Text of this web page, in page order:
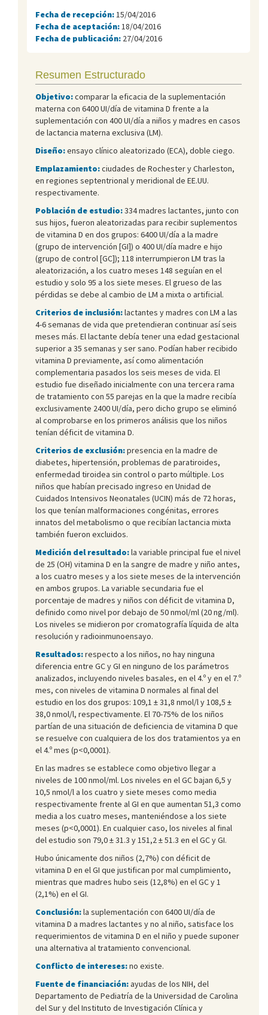
Fecha de recepción: 15/04/2016
Fecha de aceptación: 18/04/2016
Fecha de publicación: 27/04/2016
Resumen Estructurado
Objetivo:comparar la eficacia de la suplementación
materna con 6400 UI/día de vitamina D frente a la
suplementación con 400 UI/día a niños y madres en casos
de lactancia materna exclusiva (LM).
Diseño:ensayo clínico aleatorizado (ECA), doble ciego.
Emplazamiento:ciudades de Rochester y Charleston,
en regiones septentrional y meridional de EE.UU.
respectivamente.
Población de estudio:334 madres lactantes, junto con
sus hijos, fueron aleatorizadas para recibir suplementos
de vitamina D en dos grupos: 6400 UI/día a la madre
(grupo de intervención [GI]) o 400 UI/día madre e hijo
(grupo de control [GC]); 118 interrumpieron LM tras la
aleatorización, a los cuatro meses 148 seguían en el
estudio y solo 95 a los siete meses. El grueso de las
pérdidas se debe al cambio de LM a mixta o artificial.
Criterios de inclusión:lactantes y madres con LM a las
4-6 semanas de vida que pretendieran continuar así seis
meses más. El lactante debía tener una edad gestacional
superior a 35 semanas y ser sano. Podían haber recibido
vitamina D previamente, así como alimentación
complementaria pasados los seis meses de vida. El
estudio fue diseñado inicialmente con una tercera rama
de tratamiento con 55 parejas en la que la madre recibía
exclusivamente 2400 UI/día, pero dicho grupo se eliminó
al comprobarse en los primeros análisis que los niños
tenían déficit de vitamina D.
Criterios de exclusión:presencia en la madre de
diabetes, hipertensión, problemas de paratiroides,
enfermedad tiroidea sin control o parto múltiple. Los
niños que habían precisado ingreso en Unidad de
Cuidados Intensivos Neonatales (UCIN) más de 72 horas,
los que tenían malformaciones congénitas, errores
innatos del metabolismo o que recibían lactancia mixta
también fueron excluidos.
Medición del resultado:la variable principal fue el nivel
de 25 (OH) vitamina D en la sangre de madre y niño antes,
a los cuatro meses y a los siete meses de la intervención
en ambos grupos. La variable secundaria fue el
porcentaje de madres y niños con déficit de vitamina D,
definido como nivel por debajo de 50 nmol/ml (20 ng/ml).
Los niveles se midieron por cromatografía líquida de alta
resolución y radioinmunoensayo.
Resultados:respecto a los niños, no hay ninguna
diferencia entre GC y GI en ninguno de los parámetros
analizados, incluyendo niveles basales, en el 4.º y en el 7.º
mes, con niveles de vitamina D normales al final del
estudio en los dos grupos: 109,1 ± 31,8 nmol/l y 108,5 ±
38,0 nmol/l, respectivamente. El 70-75% de los niños
partían de una situación de deficiencia de vitamina D que
se resuelve con cualquiera de los dos tratamientos ya en
el 4.º mes (p<0,0001).
En las madres se establece como objetivo llegar a
niveles de 100 nmol/ml. Los niveles en el GC bajan 6,5 y
10,5 nmol/l a los cuatro y siete meses como media
respectivamente frente al GI en que aumentan 51,3 como
media a los cuatro meses, manteniéndose a los siete
meses (p<0,0001). En cualquier caso, los niveles al final
del estudio son 79,0 ± 31.3 y 151,2 ± 51.3 en el GC y GI.
Hubo únicamente dos niños (2,7%) con déficit de
vitamina D en el GI que justifican por mal cumplimiento,
mientras que madres hubo seis (12,8%) en el GC y 1
(2,1%) en el GI.
Conclusión:la suplementación con 6400 UI/día de
vitamina D a madres lactantes y no al niño, satisface los
requerimientos de vitamina D en el niño y puede suponer
una alternativa al tratamiento convencional.
Conflicto de intereses:no existe.
Fuente de financiación:ayudas de los NIH, del
Departamento de Pediatría de la Universidad de Carolina
del Sur y del Instituto de Investigación Clínica y